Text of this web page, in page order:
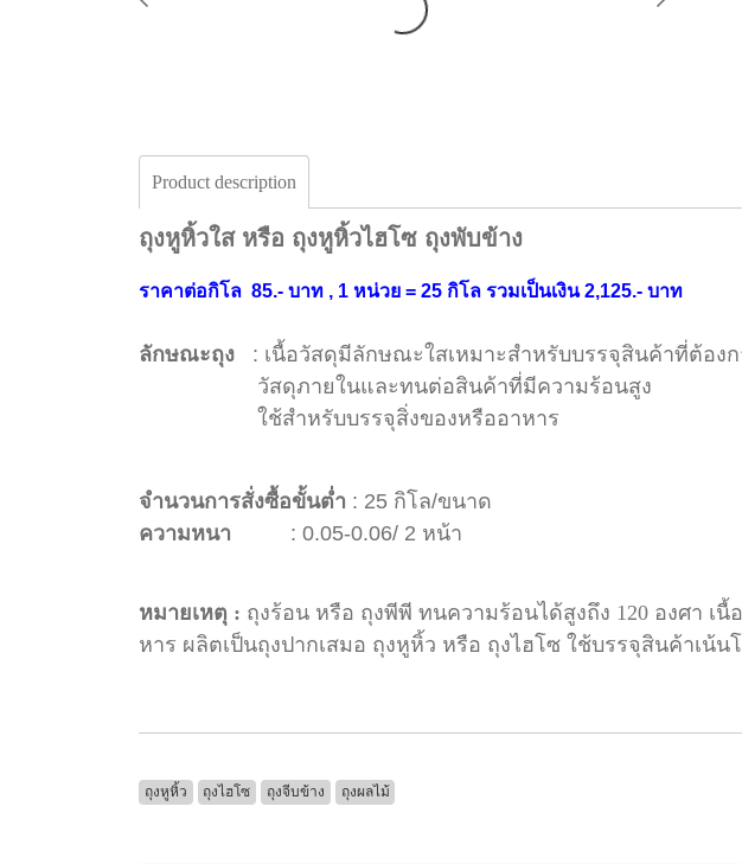
Product description
ถุงหูหิ้วใส หรือ ถุงหูหิ้วไฮโซ ถุงพับข้าง
ราคาต่อกิโล 85.- บาท , 1 หน่วย = 25 กิโล รวมเป็นเงิน 2,125.- บาท
ลักษณะถุง : เนื้อวัสดุมีลักษณะใสเหมาะสำหรับบรรจุสินค้าที่ต้องก
วัสดุภายในและทนต่อสินค้าที่มีความร้อนสูง
ใช้สำหรับบรรจุสิ่งของหรืออาหาร
จำนวนการสั่งซื้อขั้นต่ำ : 25 กิโล/ขนาด
ความหนา : 0.05-0.06/ 2 หน้า
หมายเหตุ : ถุงร้อน หรือ ถุงพีพี ทนความร้อนได้สูงถึง 120 องศา เ
หาร ผลิตเป็นถุงปากเสมอ ถุงหูหิ้ว หรือ ถุงไฮโซ ใช้บรรจุสินค้าเ
ถุงหูหิ้ว ถุงไฮโซ ถุงจีบข้าง ถุงผลไม้